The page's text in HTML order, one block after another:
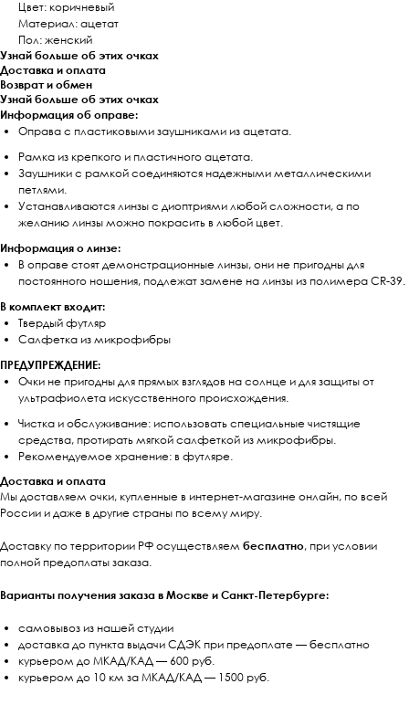
Цвет: коричневый
Материал: ацетат
Пол: женский
Узнай больше об этих очках
Доставка и оплата
Возврат и обмен
Узнай больше об этих очках
Информация об оправе:
Оправа с пластиковыми заушниками из ацетата.
Рамка из крепкого и пластичного ацетата.
Заушники с рамкой соединяются надежными металлическими
петлями.
Устанавливаются линзы с диоптриями любой сложности, а по
желанию линзы можно покрасить в любой цвет.
Информация о линзе:
В оправе стоят демонстрационные линзы, они не пригодны для
постоянного ношения, подлежат замене на линзы из полимера CR-39.
В комплект входит:
Твердый футляр
Салфетка из микрофибры
ПРЕДУПРЕЖДЕНИЕ:
Очки не пригодны для прямых взглядов на солнце и для защиты от
ультрафиолета искусственного происхождения.
Чистка и обслуживание: использовать специальные чистящие
средства, протирать мягкой салфеткой из микрофибры.
Рекомендуемое хранение: в футляре.
Доставка и оплата
Мы доставляем очки, купленные в интернет-магазине онлайн, по всей
России и даже в другие страны по всему миру.
Доставку по территории РФ осуществляем бесплатно, при условии
полной предоплаты заказа.
Варианты получения заказа в Москве и Санкт-Петербурге:
самовывоз из нашей студии
доставка до пункта выдачи СДЭК при предоплате — бесплатно
курьером до МКАД/КАД — 600 руб.
курьером до 10 км за МКАД/КАД — 1500 руб.